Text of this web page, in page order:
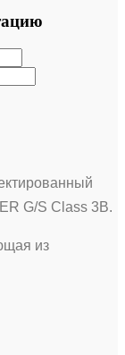
G/S Class 3B.
из